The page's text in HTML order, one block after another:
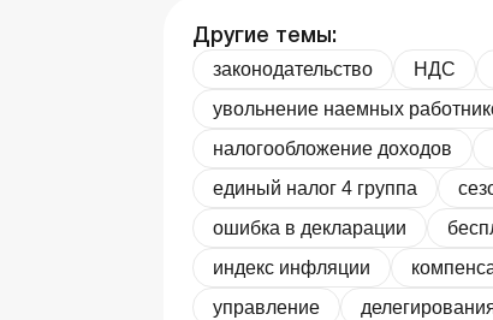
Другие темы:
законодательство НДС
увольнение наемных
налогообложение доходов
единый налог 4 группа
ошибка в декларации
индекс инфляции
управление